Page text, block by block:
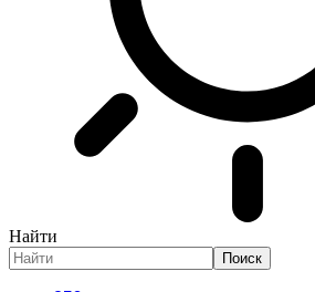
Найти